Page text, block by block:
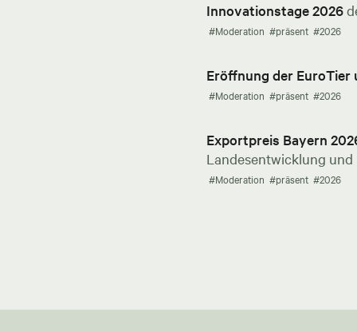
Innovationstage 2026
#Moderation #präsent #2026
Eröffnung der
#Moderation #präsent #2026
Exportpreis Bayern
Landesentwicklung
#Moderation #präsent #2026